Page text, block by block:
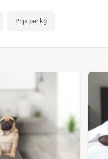
Prijs per kg